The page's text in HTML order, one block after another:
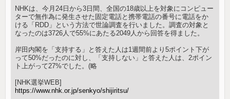
NHKは、今月24日から3日間、全国の18歳以上を対象にコンピュー
ターで無作為に発生させた固定電話と携帯電話の番号に電話をか
ける「RDD」という方法で世論調査を行いました。調査の対象と
なったのは3726人で55%にあたる2049人から回答を得ました。
岸田内閣を「支持する」と答えた人は1週間前より5ポイント下が
って50%だったのに対し、「支持しない」と答えた人は、2ポイン
ト上がって27%でした。(略
[NHK選挙WEB]
https://www.nhk.or.jp/senkyo/shijiritsu/